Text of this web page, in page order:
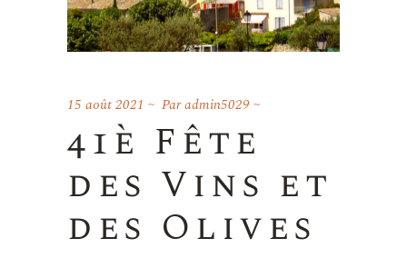
15 août 2021 Paradmin5029
41è Fête
des Vins et
des Olives